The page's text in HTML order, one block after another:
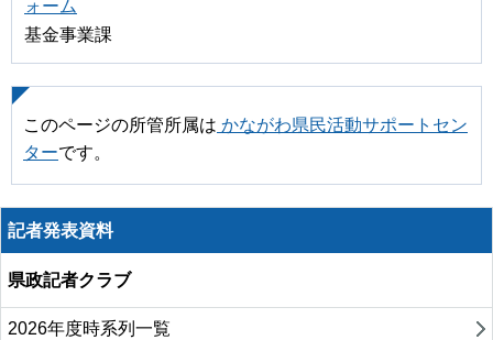
ォーム
基金事業課
このページの所管所属は かながわ県民活動サポートセン
ターです。
記者発表資料
県政記者クラブ
2026年度時系列一覧